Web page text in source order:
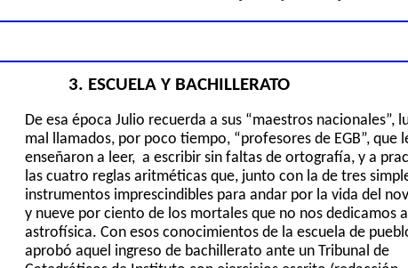
3. ESCUELA Y BACHILLERATO
De esa época Julio recuerda a sus “maestros nacionales”,
mal llamados, por poco tiempo, “profesores de EGB”, que
enseñaron a leer, a escribir sin faltas de ortografía, y a
las cuatro reglas aritméticas que, junto con la de tres
instrumentos imprescindibles para andar por la vida del
y nueve por ciento de los mortales que no nos dedicamos
astrofísica. Con esos conocimientos de la escuela de
aprobó aquel ingreso de bachillerato ante un Tribunal de